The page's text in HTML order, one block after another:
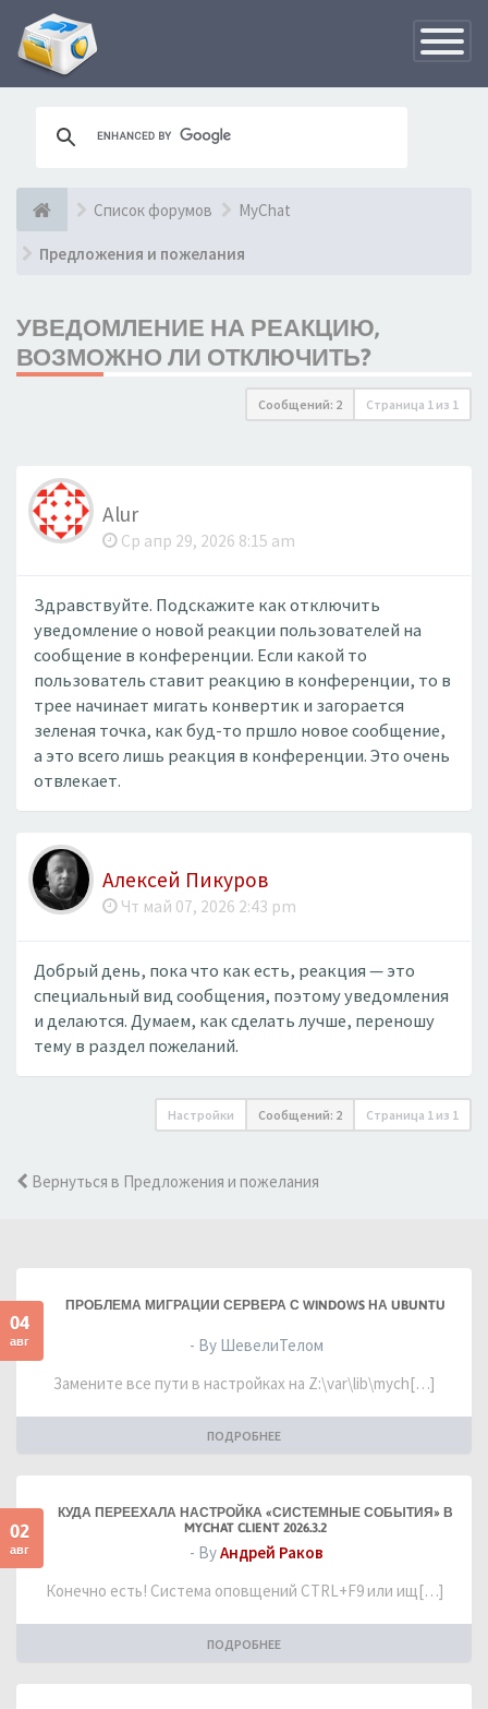
Список форумов MyChat
Предложения и пожелания
УВЕДОМЛЕНИЕ НА РЕАКЦИЮ,
ВОЗМОЖНО ЛИ ОТКЛЮЧИТЬ?
Сообщений: 2 Страница 1 из 1
Alur
Ср апр 29, 2026 8:15 am
Здравствуйте. Подскажите как отключить
уведомление о новой реакции пользователей на
сообщение в конференции. Если какой то
пользователь ставит реакцию в конференции, то в
трее начинает мигать конвертик и загорается
зеленая точка, как буд-то пршло новое сообщение,
а это всего лишь реакция в конференции. Это очень
отвлекает.
Алексей Пикуров
Чт май 07, 2026 2:43 pm
Добрый день, пока что как есть, реакция — это
специальный вид сообщения, поэтому уведомления
и делаются. Думаем, как сделать лучше, переношу
тему в раздел пожеланий.
Настройки Сообщений: 2 Страница 1 из 1
Вернуться в Предложения и пожелания
04
авг
ПРОБЛЕМА МИГРАЦИИ СЕРВЕРА С WINDOWS НА UBUNTU
- By ШевелиТелом
Замените все пути в настройках на Z:\var\lib\mych[…]
ПОДРОБНЕЕ
02
авг
КУДА ПЕРЕЕХАЛА НАСТРОЙКА «СИСТЕМНЫЕ СОБЫТИЯ» В
MYCHAT CLIENT 2026.3.2
- ByАндрей Раков
Конечно есть! Система оповщений CTRL+F9 или ищ[…]
ПОДРОБНЕЕ